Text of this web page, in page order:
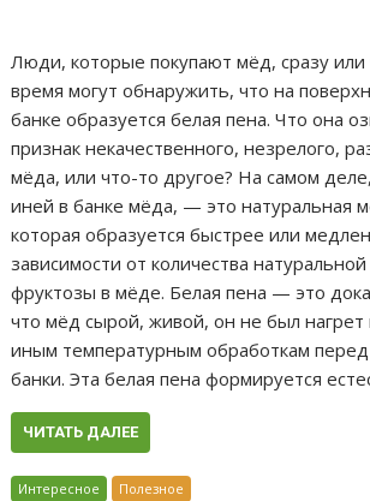
Люди, которые покупают мёд, сразу или
время могут обнаружить, что на
банке образуется белая пена. Что она
признак некачественного, незрелого,
мёда, или что-то другое? На самом
иней в банке мёда, — это натуральная
которая образуется быстрее или
зависимости от количества
фруктозы в мёде. Белая пена — это
что мёд сырой, живой, он не был
иным температурным обработкам перед
банки. Эта белая пена формируется
ЧИТАТЬ ДАЛЕЕ
Интересное Полезное